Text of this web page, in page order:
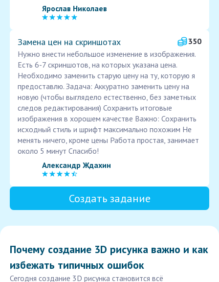
Ярослав Николаев
Замена цен на скриншотах
350
Нужно внести небольшое изменение в изображения.
Есть 6-7 скриншотов, на которых указана цена.
Необходимо заменить старую цену на ту, которую я
предоставлю. Задача: Аккуратно заменить цену на
новую (чтобы выглядело естественно, без заметных
следов редактирования) Сохранить итоговые
изображения в хорошем качестве Важно: Сохранить
исходный стиль и шрифт максимально похожим Не
менять ничего, кроме цены Работа простая, занимает
около 5 минут Спасибо!
Александр Ждахин
Создать задание
Почему создание 3D рисунка важно и как
избежать типичных ошибок
Сегодня создание 3D рисунка становится всё